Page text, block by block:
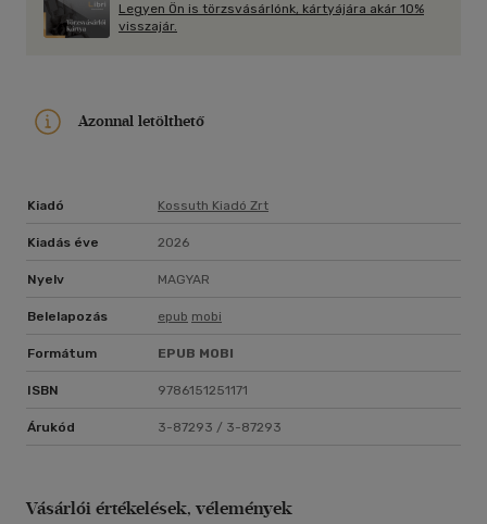
Legyen Ön is törzsvásárlónk, kártyájára akár 10%
visszajár.
Azonnal letölthető
Kiadó Kossuth Kiadó Zrt
Kiadás éve 2026
Nyelv MAGYAR
Belelapozás epub mobi
Formátum EPUB MOBI
ISBN 9786151251171
Árukód 3-87293 / 3-87293
Vásárlói értékelések, vélemények